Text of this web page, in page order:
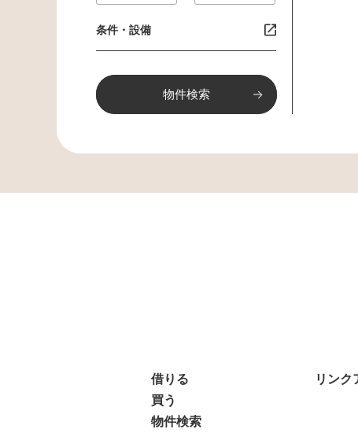
条件・設備
借りる
買う
物件検索
リンク